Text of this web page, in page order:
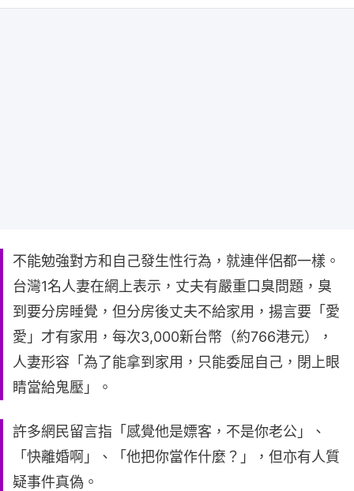
不能勉強對方和自己發生性行為，就連伴侶都一樣。
台灣1名人妻在網上表示，丈夫有嚴重口臭問題，臭
到要分房睡覺，但分房後丈夫不給家用，揚言要「愛
愛」才有家用，每次3,000新台幣（約766港元），
人妻形容「為了能拿到家用，只能委屈自己，閉上眼
睛當給鬼壓」。
許多網民留言指「感覺他是嫖客，不是你老公」、
「快離婚啊」、「他把你當作什麼？」，但亦有人質
疑事件真偽。